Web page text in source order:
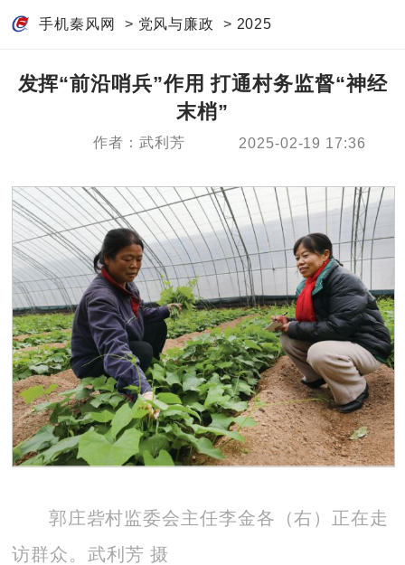
手机秦风网 > 党风与廉政 > 2025
发挥“前沿哨兵”作用 打通村务监督“神经
末梢”
作者：武利芳 2025-02-19 17:36
郭庄砦村监委会主任李金各（右）正在走
访群众。武利芳 摄